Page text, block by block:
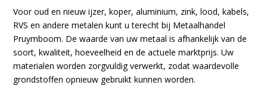
Voor oud en nieuw ijzer, koper, aluminium, zink, lood, kabels,
RVS en andere metalen kunt u terecht bij Metaalhandel
Pruymboom. De waarde van uw metaal is afhankelijk van de
soort, kwaliteit, hoeveelheid en de actuele marktprijs. Uw
materialen worden zorgvuldig verwerkt, zodat waardevolle
grondstoffen opnieuw gebruikt kunnen worden.